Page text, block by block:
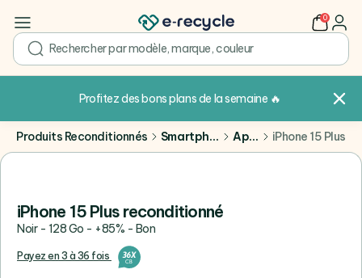
search
0 user
Profitez des bons plans de la semaine 🔥
Produits Reconditionnés Smartphones Apple iPhone 15 Plus
iPhone 15 Plus reconditionné
Noir - 128 Go - +85% - Bon
Payez en 3 à 36 fois